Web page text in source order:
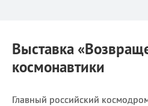
Выставка
космонавтики
Главный российский